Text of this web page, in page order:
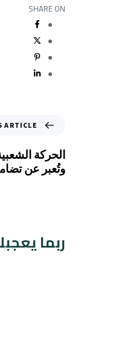
SHARE ON
ARTICLE
الحركة
وتُعبر عن
ربما